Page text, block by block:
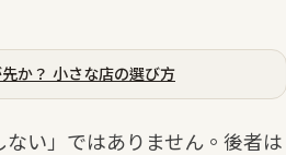
か？ 小さな店の選び方
ない」ではありません。後者は